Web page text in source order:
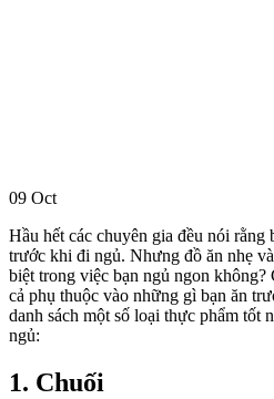
09 Oct
Hầu hết các chuyên gia đều nói rằng
trước khi đi ngủ. Nhưng đồ ăn nhẹ
biệt trong việc bạn ngủ ngon không?
cả phụ thuộc vào những gì bạn ăn
danh sách một số loại thực phẩm tốt
ngủ:
1. Chuối